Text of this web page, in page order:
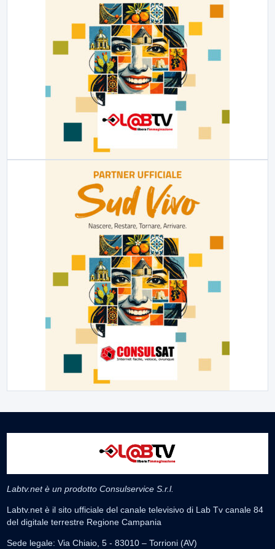
Labtv.net è un prodotto Consulservice S.r.l.
Labtv.net è il sito ufficiale del canale televisivo di Lab Tv canale 84
del digitale terrestre Regione Campania
Sede legale: Via Chiaio, 5 - 83010 – Torrioni (AV)